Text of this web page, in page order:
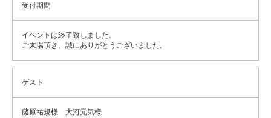
受付期間
イベントは終了致しました。
ご来場頂き、誠にありがとうございました。
ゲスト
藤原祐規様 大河元気様